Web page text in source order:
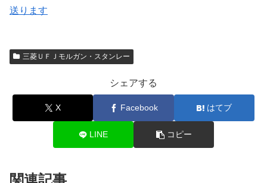
送ります
三菱ＵＦＪモルガン・スタンレー
シェアする
X Facebook はてブ
LINE コピー
関連記事